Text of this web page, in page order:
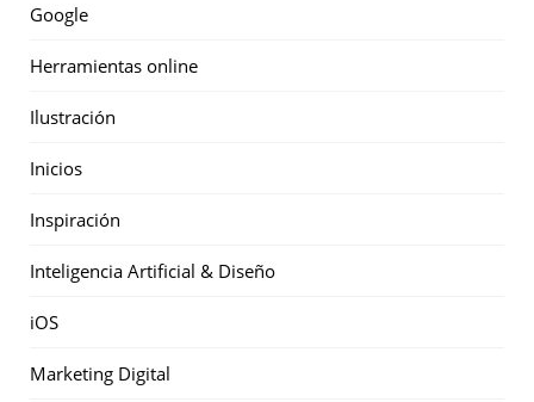
Google
Herramientas online
Ilustración
Inicios
Inspiración
Inteligencia Artificial & Diseño
iOS
Marketing Digital